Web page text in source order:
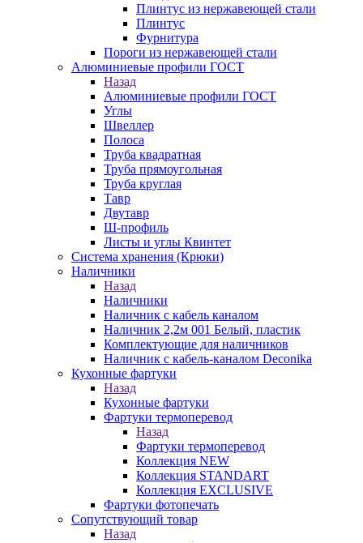
Плинтус из нержавеющей стали
Плинтус
Фурнитура
Пороги из нержавеющей стали
Алюминиевые профили ГОСТ
Назад
Алюминиевые профили ГОСТ
Углы
Швеллер
Полоса
Труба квадратная
Труба прямоугольная
Труба круглая
Тавр
Двутавр
Ш-профиль
Листы и углы Квинтет
Система хранения (Крюки)
Наличники
Назад
Наличники
Наличник с кабель каналом
Наличник 2,2м 001 Белый, пластик
Комплектующие для наличников
Наличник с кабель-каналом Deconika
Кухонные фартуки
Назад
Кухонные фартуки
Фартуки термоперевод
Назад
Фартуки термоперевод
Коллекция NEW
Коллекция STANDART
Коллекция EXCLUSIVE
Фартуки фотопечать
Сопутствующий товар
Назад